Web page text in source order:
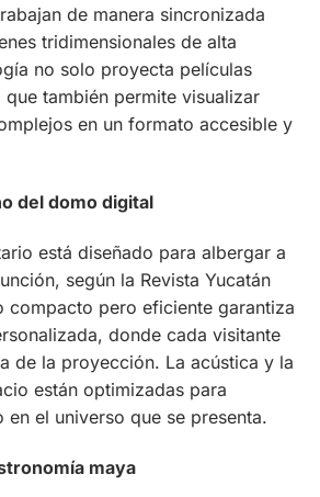
de manera sincronizada
tridimensionales de alta
no solo proyecta películas
también permite visualizar
en un formato accesible y
del domo digital
está diseñado para albergar a
según la Revista Yucatán
compacto pero eficiente garantiza
donde cada visitante
de la proyección. La acústica y la
están optimizadas para
en el universo que se presenta.
maya